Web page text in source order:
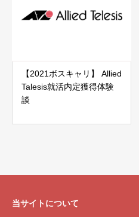
【2021ボスキャリ】 Allied
Talesis就活内定獲得体験
談
当サイトについて